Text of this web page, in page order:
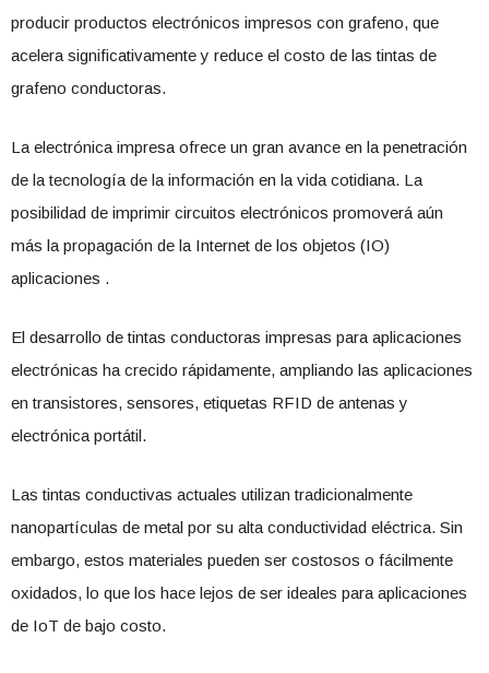
producir productos electrónicos impresos con grafeno, que
acelera significativamente y reduce el costo de las tintas de
grafeno conductoras.
La electrónica impresa ofrece un gran avance en la penetración
de la tecnología de la información en la vida cotidiana. La
posibilidad de imprimir circuitos electrónicos promoverá aún
más la propagación de la Internet de los objetos (IO)
aplicaciones .
El desarrollo de tintas conductoras impresas para aplicaciones
electrónicas ha crecido rápidamente, ampliando las aplicaciones
en transistores, sensores, etiquetas RFID de antenas y
electrónica portátil.
Las tintas conductivas actuales utilizan tradicionalmente
nanopartículas de metal por su alta conductividad eléctrica. Sin
embargo, estos materiales pueden ser costosos o fácilmente
oxidados, lo que los hace lejos de ser ideales para aplicaciones
de IoT de bajo costo.